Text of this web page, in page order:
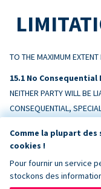
TO THE MAXIMUM
No Consequential
NEITHER PARTY WILL BE
CONSEQUENTIAL,
TO THIS AGREEMENT,
Liability Cap
DONORBOX’S TOTAL
Comme la plupart
cookies !
Pour fournir un service
stockons des